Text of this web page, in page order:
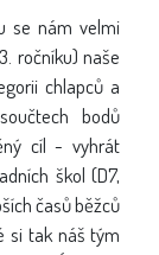
se nám velmi
ročníku) naše
chlapců a
bodů
cíl - vyhrát
škol (D7,
časů běžců
si tak náš tým